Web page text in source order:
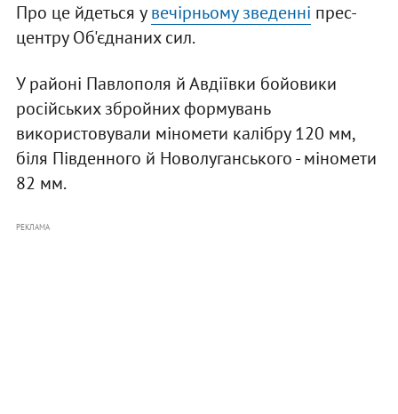
Про це йдеться увечірньому зведенні прес-
центру Об'єднаних сил.
У районі Павлополя й Авдіївки бойовики
російських збройних формувань
використовували міномети калібру 120 мм,
біля Південного й Новолуганського - міномети
82 мм.
РЕКЛАМА